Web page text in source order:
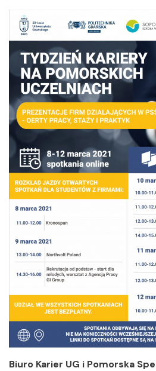
Biuro Karier UG i Pomorska